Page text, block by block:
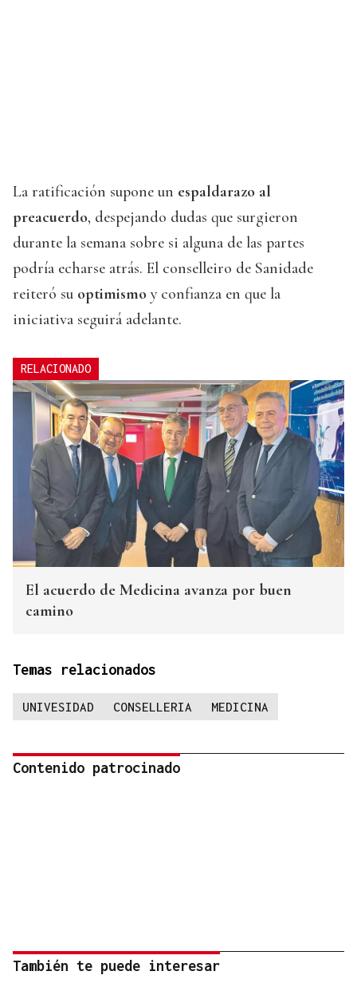
La ratificación supone un espaldarazo al
preacuerdo, despejando dudas que surgieron
durante la semana sobre si alguna de las partes
podría echarse atrás. El conselleiro de Sanidade
reiteró su optimismo y confianza en que la
iniciativa seguirá adelante.
RELACIONADO
El acuerdo de Medicina avanza por buen
camino
Temas relacionados
UNIVESIDAD CONSELLERIA MEDICINA
Contenido patrocinado
También te puede interesar